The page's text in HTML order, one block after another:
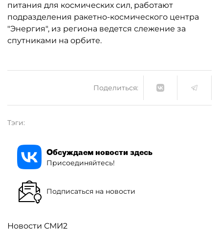
питания для космических сил, работают
подразделения ракетно-космического центра
"Энергия", из региона ведется слежение за
спутниками на орбите.
Поделиться:
Тэги:
Обсуждаем новости здесь
Присоединяйтесь!
Подписаться на новости
Новости СМИ2